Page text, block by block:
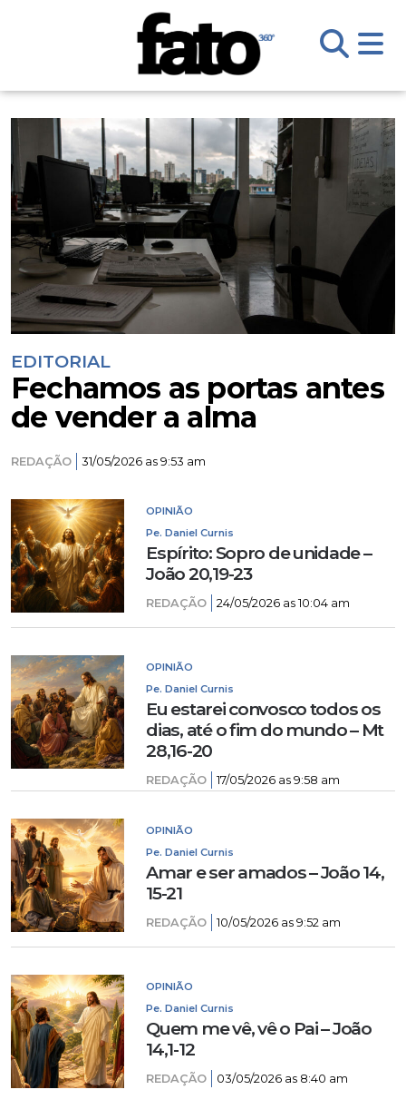
EDITORIAL
Fechamos as portas antes
de vender a alma
REDAÇÃO 31/05/2026 as 9:53 am
OPINIÃO
Pe. Daniel Curnis
Espírito: Sopro de unidade –
João 20,19-23
REDAÇÃO 24/05/2026 as 10:04 am
OPINIÃO
Pe. Daniel Curnis
Eu estarei convosco todos os
dias, até o fim do mundo – Mt
28,16-20
REDAÇÃO 17/05/2026 as 9:58 am
OPINIÃO
Pe. Daniel Curnis
Amar e ser amados – João 14,
15-21
REDAÇÃO 10/05/2026 as 9:52 am
OPINIÃO
Pe. Daniel Curnis
Quem me vê, vê o Pai – João
14,1-12
REDAÇÃO 03/05/2026 as 8:40 am